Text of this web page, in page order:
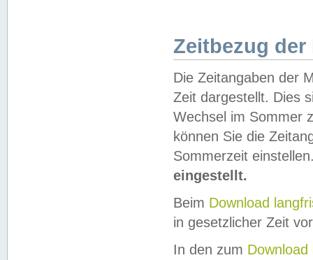
Zeitbezug der
Die Zeitangaben der
Zeit dargestellt. Dies
Wechsel im Sommer
können Sie die
Sommerzeit
eingestellt.
Beim Download
in gesetzlicher Zeit
In den zum Download